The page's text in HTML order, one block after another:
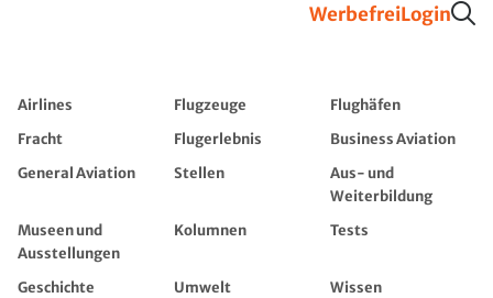
WerbefreiLogin
Airlines Flugzeuge
Flughäfen
Fracht
Flugerlebnis
Business Aviation
General Aviation
Stellen
Aus- und
Weiterbildung
Museen und
Ausstellungen
Kolumnen Tests
Geschichte Umwelt
Wissen